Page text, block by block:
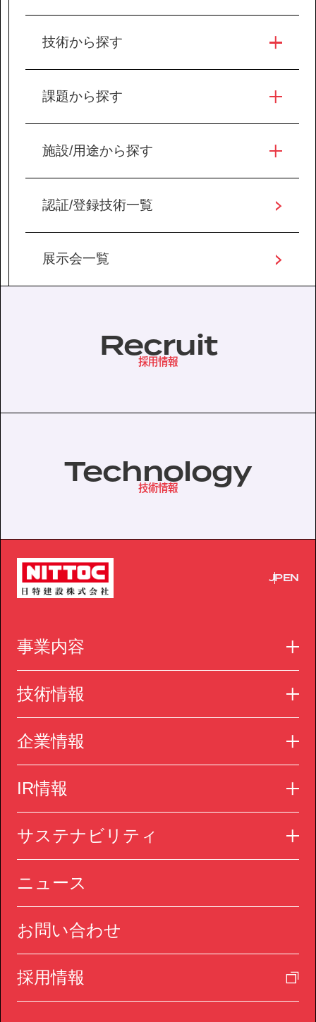
技術から探す
課題から探す
施設/用途から探す
認証/登録技術一覧
展示会一覧
Recruit
採用情報
Technology
技術情報
JPEN
事業内容
技術情報
企業情報
IR情報
サステナビリティ
ニュース
お問い合わせ
採用情報